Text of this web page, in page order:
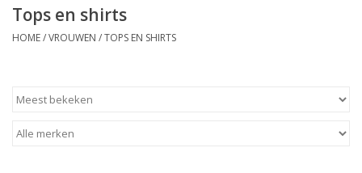
KADOBONNEN
Tops en shirts
HOME/VROUWEN /TOPS EN SHIRTS